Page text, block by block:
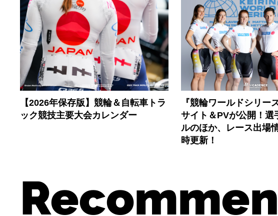
【2026年保存版】競輪＆自転車トラ
ック競技主要大会カレンダー
『競輪ワールドシリー
サイト＆PVが公開！選
ルのほか、レース出場
時更新！